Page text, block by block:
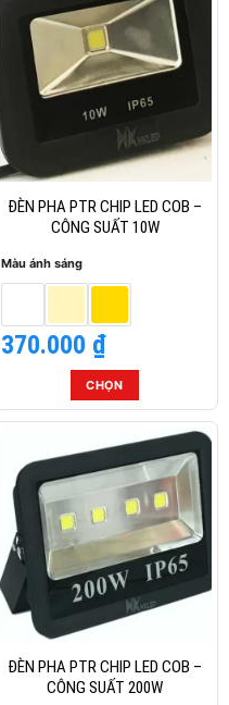
ĐÈN PHA PTR CHIP LED COB –
CÔNG SUẤT 10W
Màu ánh sáng
370.000 ₫
CHỌN
Sản
nhiều
biến
thể.
Các
tùy
chọn
thể
được
ĐÈN PHA PTR CHIP LED COB –
CÔNG SUẤT 200W